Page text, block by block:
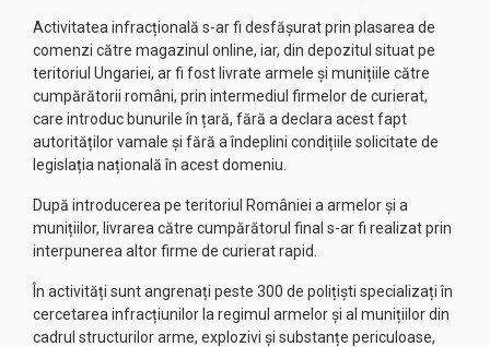
Activitatea infracțională s-ar fi desfășurat prin plasarea de
comenzi către magazinul online, iar, din depozitul situat pe
teritoriul Ungariei, ar fi fost livrate armele și munițiile către
cumpărătorii români, prin intermediul firmelor de curierat,
care introduc bunurile în țară, fără a declara acest fapt
autorităților vamale și fără a îndeplini condițiile solicitate de
legislația națională în acest domeniu.
După introducerea pe teritoriul României a armelor și a
munițiilor, livrarea către cumpărătorul final s-ar fi realizat prin
interpunerea altor firme de curierat rapid.
În activități sunt angrenați peste 300 de polițiști specializați în
cercetarea infracțiunilor la regimul armelor și al munițiilor din
cadrul structurilor arme, explozivi și substanțe periculoase,